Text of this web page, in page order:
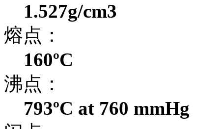
1.527g/cm3
熔点：
160ºC
沸点：
793ºC at 760 mmHg